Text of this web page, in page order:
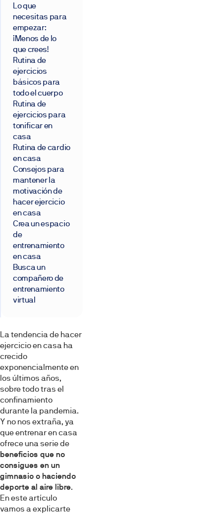
La tendencia de hacer
ejercicio en casa ha
crecido
exponencialmente en
los últimos años,
sobre todo tras el
confinamiento
durante la pandemia.
Y no nos extraña, ya
que entrenar en casa
ofrece una serie de
beneficios que no
consigues en un
gimnasio o haciendo
deporte al aire libre.
En este artículo
vamos a explicarte
Lo que
necesitas para
empezar:
¡Menos de lo
que crees!
Rutina de
ejercicios
básicos para
todo el cuerpo
Rutina de
ejercicios para
tonificar en
casa
Rutina de cardio
en casa
Consejos para
mantener la
motivación de
hacer ejercicio
en casa
Crea un espacio
de
entrenamiento
en casa
Busca un
compañero de
entrenamiento
virtual